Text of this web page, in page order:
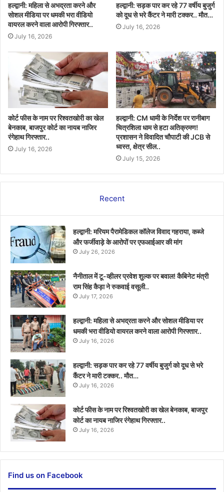
हल्द्वानी: महिला से अभद्रता करने और
सोशल मीडिया पर धमकी भरा वीडियो
वायरल करने वाला आरोपी गिरफ्तार..
July 16, 2026
हल्द्वानी: सड़क पार कर रहे 77 वर्षीय बुजुर्ग
को दूध से भरे कैंटर ने मारी टक्कर.. मौत…
July 16, 2026
कोर्ट फीस के नाम पर रिश्वतखोरी का खेल
बेनकाब, बाजपुर कोर्ट का नायब नाजिर
रंगेहाथ गिरफ्तार..
July 16, 2026
हल्द्वानी: CM धामी के निर्देश पर रानीबाग
चित्रशिला धाम से हटा अतिक्रमण!
प्रशासन ने विवादित चौपाटी की JCB से
ध्वस्त, क्षेत्र सील..
July 15, 2026
Recent
हल्द्वानी: मरियम पैरामेडिकल कॉलेज विवाद गहराया, कब्जे
और फर्जीवाड़े के आरोपों पर एफआईआर की मांग
July 26, 2026
नैनीताल में टू-व्हीलर प्रवेश शुल्क पर बवाल! कैबिनेट मंत्री
राम सिंह कैड़ा ने रुकवाई वसूली..
July 17, 2026
हल्द्वानी: महिला से अभद्रता करने और सोशल मीडिया पर
धमकी भरा वीडियो वायरल करने वाला आरोपी गिरफ्तार..
July 16, 2026
हल्द्वानी: सड़क पार कर रहे 77 वर्षीय बुजुर्ग को दूध से भरे
कैंटर ने मारी टक्कर.. मौत…
July 16, 2026
कोर्ट फीस के नाम पर रिश्वतखोरी का खेल बेनकाब, बाजपुर
कोर्ट का नायब नाजिर रंगेहाथ गिरफ्तार..
July 16, 2026
Find us on Facebook